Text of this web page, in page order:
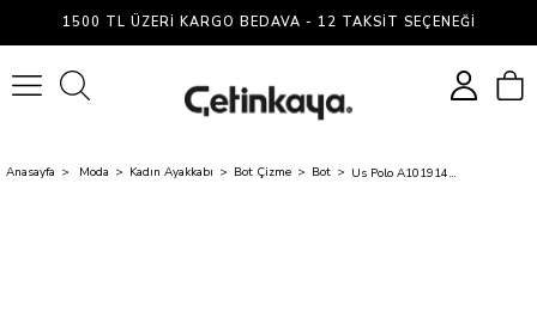
1500 TL ÜZERI KARGO BEDAVA - 12 TAKSIT SEÇENEĞI
Anasayfa Moda Kadın Ayakkabı Bot Çizme Bot Us Polo A10191426012010 4W Illy 4Pr Bej Kadın Chelsea Bot